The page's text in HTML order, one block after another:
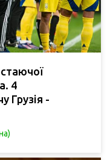
4
Грузія -